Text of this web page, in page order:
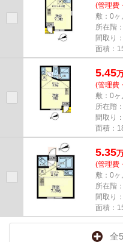
(管理費
敷：0ヶ
所在階
間取り
面積：
5.45
(管理費
敷：0ヶ
所在階
間取り
面積：
5.35
(管理費
敷：0ヶ
所在階
間取り
面積：
全